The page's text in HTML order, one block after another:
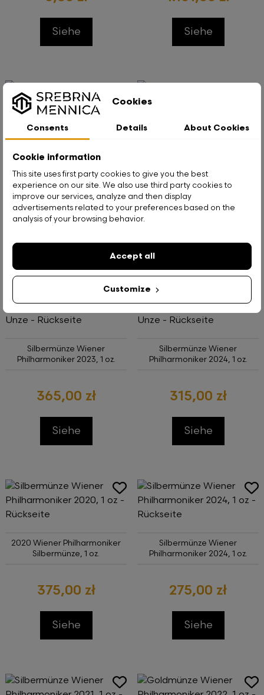
Siehe Siehe
Prägung 3,44 g, 24 Karat
1.904,00 zł 1.758,00 zł
Silbermünze Wiener
Philharmoniker 2023, 1 oz.
365,00 zł
Siehe
Silbermünze Wiener
Philharmoniker 2024, 1 oz.
315,00 zł
Siehe
2020 Wiener Philharmoniker
Silbermünze, 1 oz.
375,00 zł
Siehe
Silbermünze Wiener
Philharmoniker 2024, 1 oz.
275,00 zł
Siehe
Cookies
Consents Details About Cookies
Cookie information
This site uses first party cookies to give you the best
experience on our site. We also use third party cookies to
improve our services, analyze and then display
advertisements related to your preferences based on the
analysis of your browsing behavior.
Customize
Accept all